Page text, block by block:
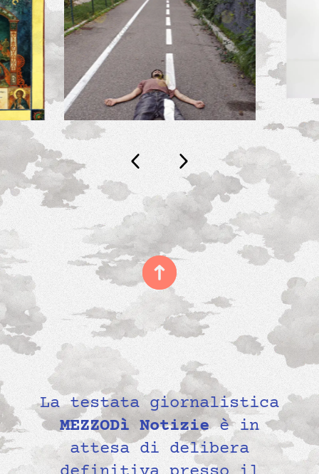
La testata giornalistica
MEZZODì Notizieè in
attesa di delibera